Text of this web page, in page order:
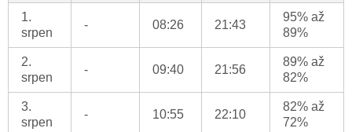
1.
srpen
- 08:26 21:43
95% až
89%
2.
srpen
- 09:40 21:56
89% až
82%
3.
srpen
- 10:55 22:10
82% až
72%